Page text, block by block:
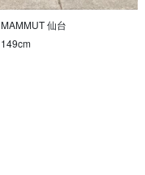
MAMMUT 仙台
149cm